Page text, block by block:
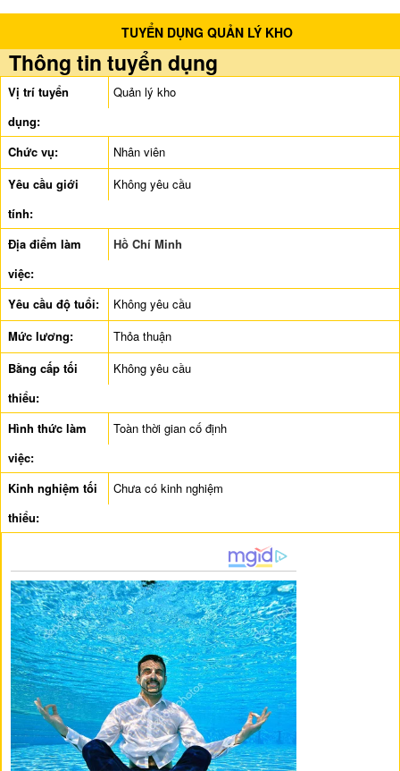
TUYỂN DỤNG QUẢN LÝ KHO
Thông tin tuyển dụng
Vị trí tuyển
dụng:
Quản lý kho
Chức vụ:
Nhân viên
Yêu cầu giới
tính:
Không yêu cầu
Địa điểm làm
việc:
Hồ Chí Minh
Yêu cầu độ tuổi:
Không yêu cầu
Mức lương:
Thỏa thuận
Bằng cấp tối
thiểu:
Không yêu cầu
Hình thức làm
việc:
Toàn thời gian cố định
Kinh nghiệm tối
thiểu:
Chưa có kinh nghiệm